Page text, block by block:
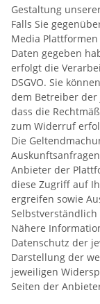
Gestaltung
Falls Sie
Media
Daten gegeben
erfolgt die
DSGVO. Sie
dem Betreiber
dass die
zum Widerruf
Die
Anbieter der
diese Zugriff auf
ergreifen sowie
Nähere
Datenschutz der
Darstellung der
jeweiligen
Seiten der